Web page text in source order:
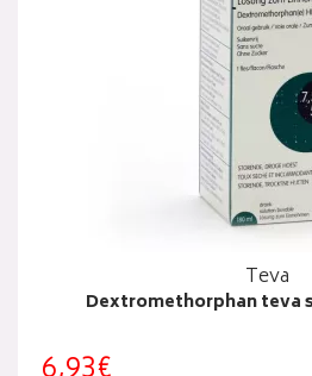
Teva
Dextromethorphan teva